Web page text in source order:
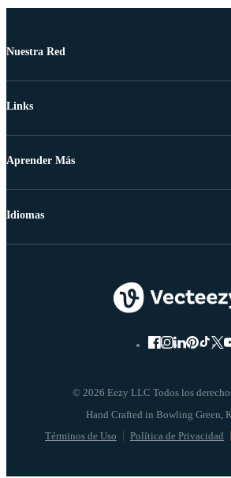
Nuestra Red
Links
Aprender Más
© 2026 Eezy LLC Todos los
Términos de Uso Política de Privacidad
Idiomas